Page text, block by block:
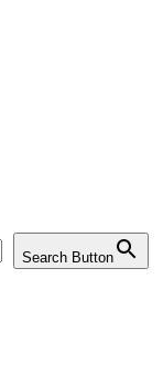
Search Button